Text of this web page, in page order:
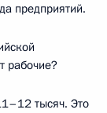
предприятий.
рабочие?
тысяч. Это